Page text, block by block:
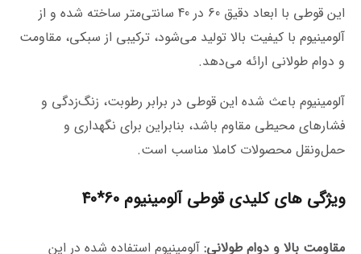
این قوطی با ابعاد دقیق 60 در 40 سانتی‌متر ساخته شده و از
آلومینیوم با کیفیت بالا تولید می‌شود، ترکیبی از سبکی، مقاومت
و دوام طولانی ارائه می‌دهد.
آلومینیوم باعث شده این قوطی در برابر رطوبت، زنگ‌زدگی و
فشارهای محیطی مقاوم باشد، بنابراین برای نگهداری و
حمل‌ونقل محصولات کاملا مناسب است.
ویژگی های کلیدی قوطی آلومینیوم 60*40
مقاومت بالا و دوام طولانی: آلومینیوم استفاده شده در این